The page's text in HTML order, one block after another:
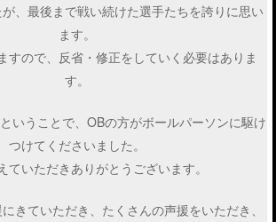
、最後まで戦い続けた選手たちを誇りに思い
ます。
すので、反省・修正をしていく必要はありま
す。
いうことで、OBの方がボールパーソンに駆け
つけてくださいました。
ていただきありがとうございます。
きていただき、たくさんの声援をいただき、